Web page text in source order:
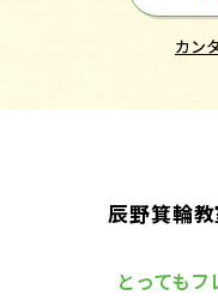
カン
辰野箕輪
とっても